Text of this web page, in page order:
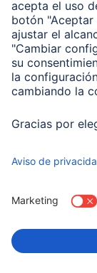
Compañía
Historia de la
Hama en
Sostenibilidad
Business-